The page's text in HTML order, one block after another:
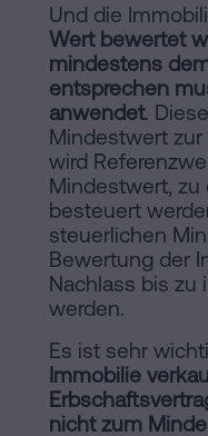
Und die
Wert bewertet
mindestens
entsprechen
anwendet.
Mindestwert
wird
Mindestwert, zu
besteuert
steuerlichen
Bewertung der
Nachlass bis zu
werden.
Es ist sehr
Immobilie
nicht zum